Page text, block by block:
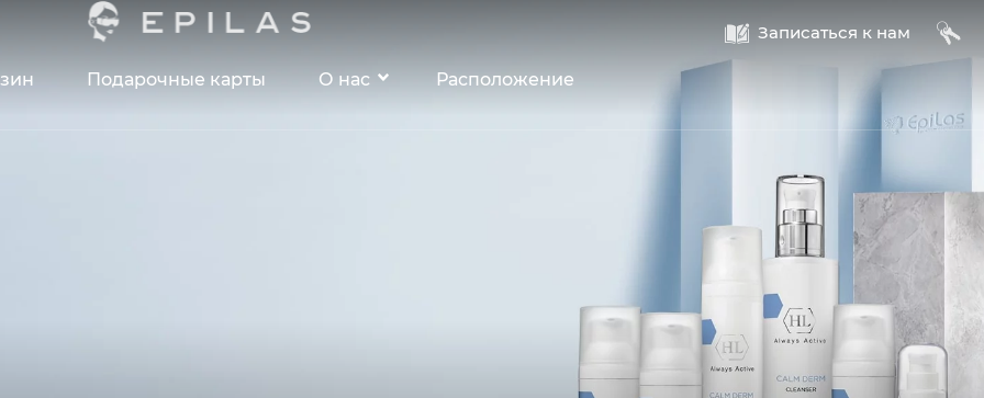
Подарочные карты О нас Расположение
A Записаться к нам B